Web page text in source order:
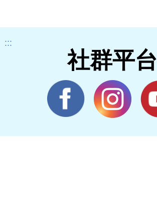
:::
社群平台